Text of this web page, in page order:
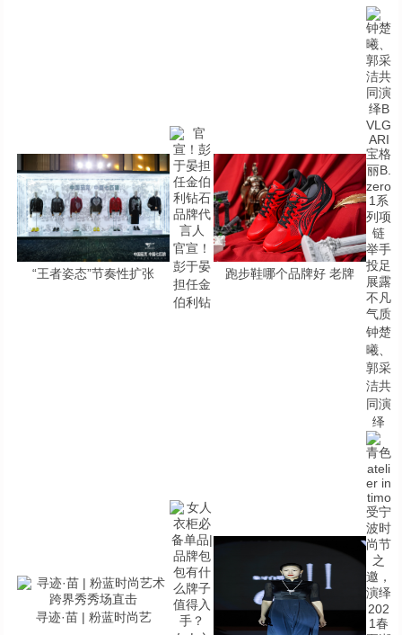
“王者姿态”节奏性扩张
官宣！
彭于晏
担任金
伯利钻
跑步鞋哪个品牌好 老牌
钟楚
曦、
郭采
洁共
同演
绎
寻迹·苗 | 粉蓝时尚艺